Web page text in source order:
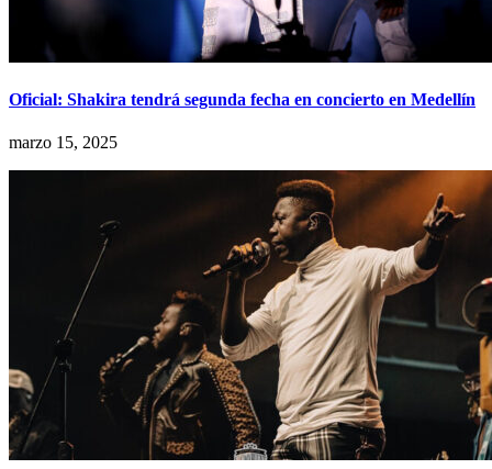
Oficial: Shakira tendrá segunda fecha en concierto en Medellín
marzo 15, 2025